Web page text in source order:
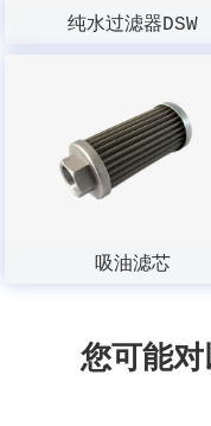
纯水过滤器DSW
吸油滤芯
您可能对